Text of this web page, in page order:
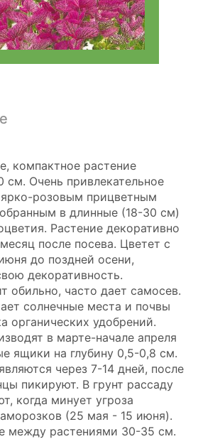
компактное растение
см. Очень привлекательное
ярко-розовым прицветным
в длинные (18-30 см)
Растение декоративно
после посева. Цветет с
до поздней осени,
декоративность.
обильно, часто дает самосев.
солнечные места и почвы
органических удобрений.
в марте-начале апреля
ящики на глубину 0,5-0,8 см.
через 7-14 дней, после
пикируют. В грунт рассаду
когда минует угроза
(25 мая - 15 июня).
между растениями 30-35 см.